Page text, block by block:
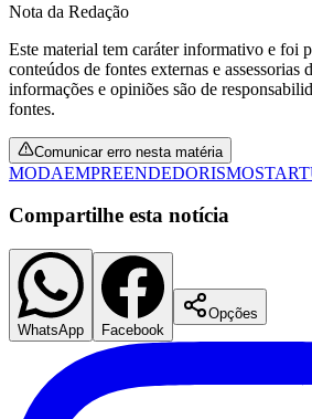
Santos
Nota da Redação
Este material tem caráter informativo e foi
conteúdos de fontes externas e assessorias
informações e opiniões são de
fontes.
Comunicar erro nesta matéria
MODAEMPREENDEDORISMO
Compartilhe esta notícia
WhatsApp Facebook
Opções